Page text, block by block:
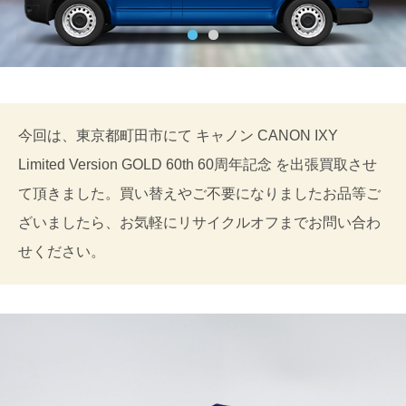
今回は、東京都町田市にて キャノン CANON IXY
Limited Version GOLD 60th 60周年記念 を出張買取させ
て頂きました。買い替えやご不要になりましたお品等ご
ざいましたら、お気軽にリサイクルオフまでお問い合わ
せください。